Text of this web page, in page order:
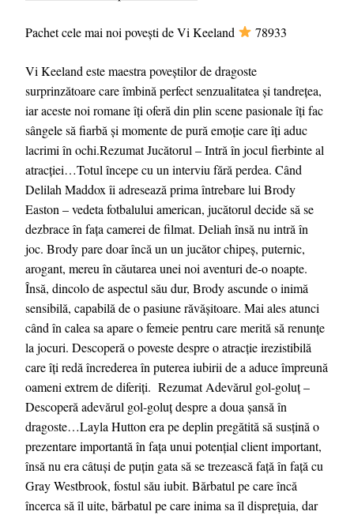
Pachet cele mai noi povești de Vi Keeland 78933
Vi Keeland este maestra poveștilor de dragoste
surprinzătoare care îmbină perfect senzualitatea și tandrețea,
iar aceste noi romane îți oferă din plin scene pasionale îți fac
sângele să fiarbă și momente de pură emoție care îți aduc
lacrimi în ochi.Rezumat Jucătorul – Intră în jocul fierbinte al
atracției…Totul începe cu un interviu fără perdea. Când
Delilah Maddox îi adresează prima întrebare lui Brody
Easton – vedeta fotbalului american, jucătorul decide să se
dezbrace în fața camerei de filmat. Deliah însă nu intră în
joc. Brody pare doar încă un un jucător chipeș, puternic,
arogant, mereu în căutarea unei noi aventuri de-o noapte.
Însă, dincolo de aspectul său dur, Brody ascunde o inimă
sensibilă, capabilă de o pasiune răvășitoare. Mai ales atunci
când în calea sa apare o femeie pentru care merită să renunțe
la jocuri. Descoperă o poveste despre o atracție irezistibilă
care îți redă încrederea în puterea iubirii de a aduce împreună
oameni extrem de diferiți. Rezumat Adevărul gol-goluț –
Descoperă adevărul gol-goluț despre a doua șansă în
dragoste…Layla Hutton era pe deplin pregătită să susțină o
prezentare importantă în fața unui potențial client important,
însă nu era câtuși de puțin gata să se trezească față în față cu
Gray Westbrook, fostul său iubit. Bărbatul pe care încă
încerca să îl uite, bărbatul pe care inima sa îl disprețuia, dar